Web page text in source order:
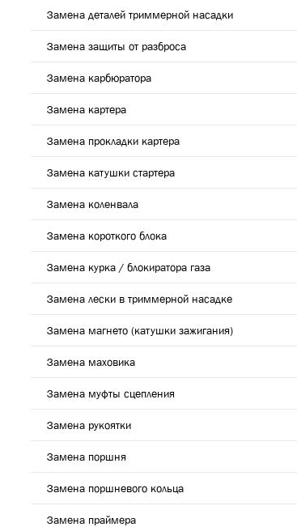
Замена деталей триммерной насадки
Замена защиты от разброса
Замена карбюратора
Замена картера
Замена прокладки картера
Замена катушки стартера
Замена коленвала
Замена короткого блока
Замена курка / блокиратора газа
Замена лески в триммерной насадке
Замена магнето (катушки зажигания)
Замена маховика
Замена муфты сцепления
Замена рукоятки
Замена поршня
Замена поршневого кольца
Замена праймера